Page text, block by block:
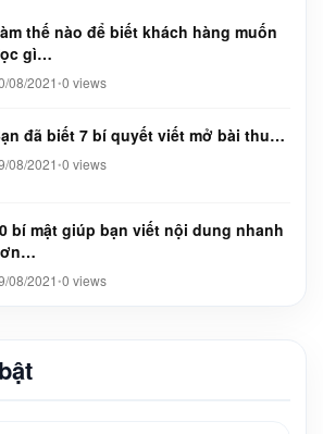
thế nào để biết khách hàng muốn
gì…
08/2021 •0 views
đã biết 7 bí quyết viết mở bài thu…
08/2021 •0 views
bí mật giúp bạn viết nội dung nhanh
08/2021 •0 views